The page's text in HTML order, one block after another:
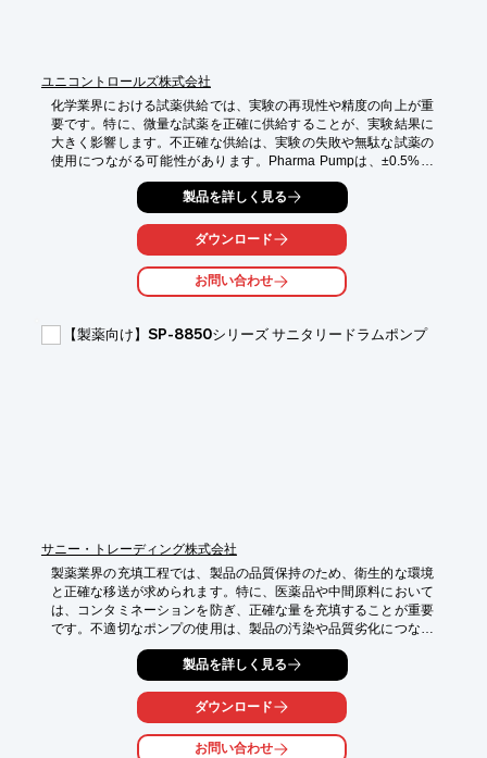
ユニコントロールズ株式会社
化学業界における試薬供給では、実験の再現性や精度の向上が重
要です。特に、微量な試薬を正確に供給することが、実験結果に
大きく影響します。不正確な供給は、実験の失敗や無駄な試薬の
使用につながる可能性があります。Pharma Pumpは、±0.5%以
下（公称値）の高精度な吐出を実現し、試薬供給における課題を
【活用シーン】
・研究開発における試薬の定量供給
・分析機器への試薬供給
・製造ラインでの試薬添加
・実験の再現性向上
製品を詳しく見る
ダウンロード
お問い合わせ
【製薬向け】SP-8850シリーズ サニタリードラムポンプ
サニー・トレーディング株式会社
製薬業界の充填工程では、製品の品質保持のため、衛生的な環境
と正確な移送が求められます。特に、医薬品や中間原料において
は、コンタミネーションを防ぎ、正確な量を充填することが重要
です。不適切なポンプの使用は、製品の汚染や品質劣化につなが
る可能性があります。当社のSP-8850シリーズ サニタリードラム
ポンプは、FDA及び3A認証の材料と構造で設計されており、衛生
的な移送を実現します。分解が容易なため洗浄時間を削減し、作
業効率を向上させます。
【活用シーン】
・医薬品製造における原料の充填
製品を詳しく見る
ダウンロード
お問い合わせ